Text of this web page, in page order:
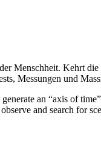
Menschheit. Kehrt
Messungen und
an “axis of
and search for